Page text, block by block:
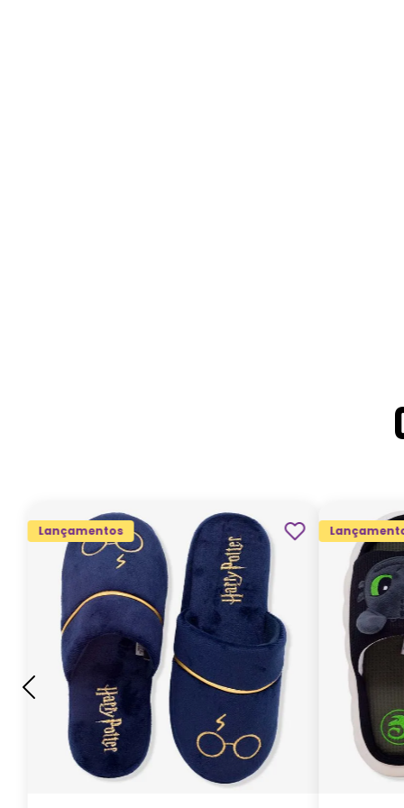
Lançamentos
G GG M P
ADICIONAR AO
CARRINHO